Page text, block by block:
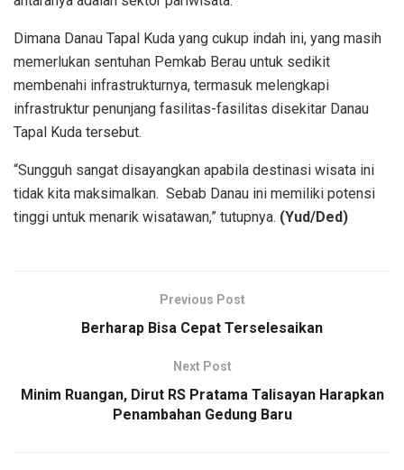
Dimana Danau Tapal Kuda yang cukup indah ini, yang masih
memerlukan sentuhan Pemkab Berau untuk sedikit
membenahi infrastrukturnya, termasuk melengkapi
infrastruktur penunjang fasilitas-fasilitas disekitar Danau
Tapal Kuda tersebut.
“Sungguh sangat disayangkan apabila destinasi wisata ini
tidak kita maksimalkan. Sebab Danau ini memiliki potensi
tinggi untuk menarik wisatawan,” tutupnya. (Yud/Ded)
Previous Post
Berharap Bisa Cepat Terselesaikan
Next Post
Minim Ruangan, Dirut RS Pratama Talisayan Harapkan
Penambahan Gedung Baru